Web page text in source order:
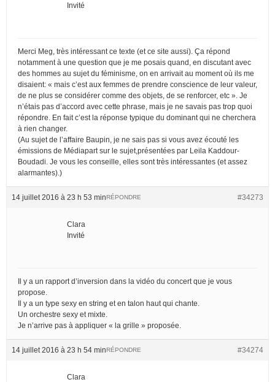
Invité
Merci Meg, très intéressant ce texte (et ce site aussi). Ça répond
notamment à une question que je me posais quand, en discutant avec
des hommes au sujet du féminisme, on en arrivait au moment où ils me
disaient: « mais c’est aux femmes de prendre conscience de leur valeur,
de ne plus se considérer comme des objets, de se renforcer, etc ». Je
n’étais pas d’accord avec cette phrase, mais je ne savais pas trop quoi
répondre. En fait c’est la réponse typique du dominant qui ne cherchera
à rien changer.
(Au sujet de l’affaire Baupin, je ne sais pas si vous avez écouté les
émissions de Médiapart sur le sujet,présentées par Leila Kaddour-
Boudadi. Je vous les conseille, elles sont très intéressantes (et assez
alarmantes).)
14 juillet 2016 à 23 h 53 min #34273
RÉPONDRE
Clara
Invité
Il y a un rapport d’inversion dans la vidéo du concert que je vous
propose.
Il y a un type sexy en string et en talon haut qui chante.
Un orchestre sexy et mixte.
Je n’arrive pas à appliquer « la grille » proposée.
14 juillet 2016 à 23 h 54 min #34274
RÉPONDRE
Clara